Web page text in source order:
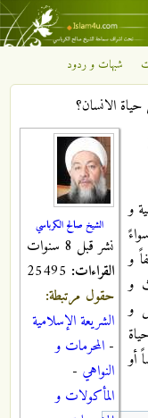
شبهات و ردود
الانسان؟
الشيخ صالح الكرباسي
نشر قبل 8 سنوات
القراءات:
حقول مرتبطة:
الشريعة الإسلامية
- المحرمات و
النواهي -
المأكولات و
و
و
و
و
أو